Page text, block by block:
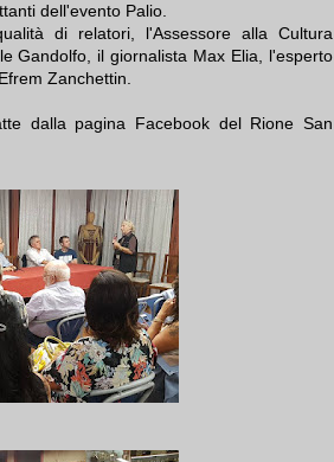
dell'evento Palio.
di relatori, l'Assessore alla Cultura
Gandolfo, il giornalista Max Elia, l'esperto
Zanchettin.
dalla pagina Facebook del Rione San